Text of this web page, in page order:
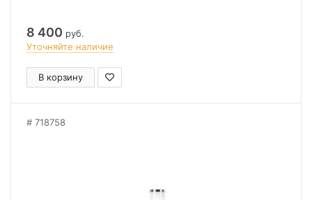
8 400 руб.
Уточняйте наличие
В корзину
718758